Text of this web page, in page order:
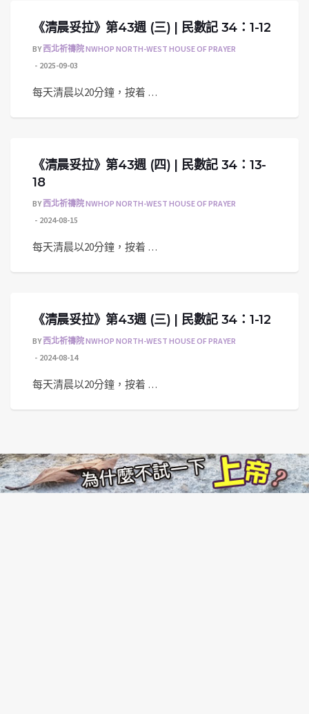
《清晨妥拉》第43週 (三) | 民數記 34：1-12
BY西北祈禱院 NWHOP NORTH-WEST HOUSE OF PRAYER
2025-09-03
每天清晨以20分鐘，按着 …
《清晨妥拉》第43週 (四) | 民數記 34：13-
18
BY西北祈禱院 NWHOP NORTH-WEST HOUSE OF PRAYER
2024-08-15
每天清晨以20分鐘，按着 …
《清晨妥拉》第43週 (三) | 民數記 34：1-12
BY西北祈禱院 NWHOP NORTH-WEST HOUSE OF PRAYER
2024-08-14
每天清晨以20分鐘，按着 …